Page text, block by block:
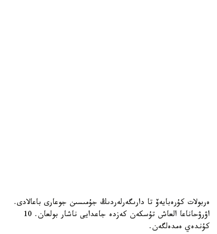
ەربولات كۇرەبايەۆ تا دارىگەرلەردىڭ جۇمىسىن جوعارى باعالادى.
اۋرۋحاناعا العاش تۇسكەن كەزدە جاعدايى ناشار بولعان. 10
كۇندەي ەمدەلگەن.